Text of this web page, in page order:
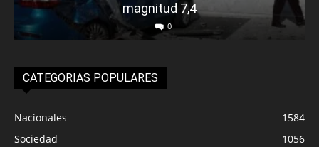
magnitud 7,4
0
CATEGORIAS POPULARES
Nacionales
1584
Sociedad
1056